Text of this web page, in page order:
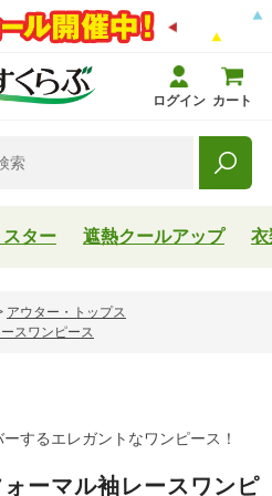
ログイン カート
ター 遮熱クールアップ 衣
アウター・トップス
スワンピース
するエレガントなワンピース！
ーマル袖レースワンピ